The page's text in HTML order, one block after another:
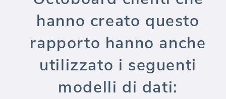
hanno creato questo
rapporto hanno anche
utilizzato i seguenti
modelli di dati: